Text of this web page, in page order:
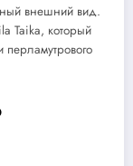
внешний вид.
Taika, который
перламутрового